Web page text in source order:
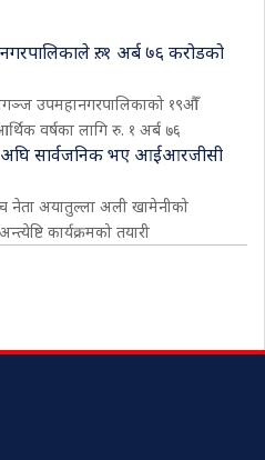
रु. १ अर्ब ७६ करोडको
उपमहानगरपालिकाको १९औँ
वर्षका लागि रु. १ अर्ब ७६
सार्वजनिक भए आईआरजीसी
नेता अयातुल्ला अली खामेनीको
कार्यक्रमको तयारी